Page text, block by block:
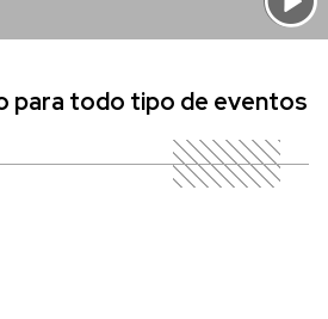
para todo tipo de eventos